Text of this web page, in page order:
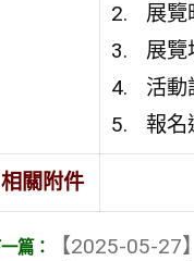
展覽
展覽
活動
報名
相關附件
【2025-05-27】